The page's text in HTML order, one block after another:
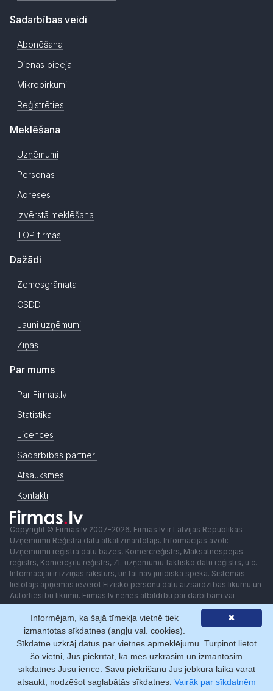
Sadarbības veidi
Abonēšana
Dienas pieeja
Mikropirkumi
Reģistrēties
Meklēšana
Uzņēmumi
Personas
Adreses
Izvērstā meklēšana
TOP firmas
Dažādi
Zemesgrāmata
CSDD
Jauni uzņēmumi
Ziņas
Par mums
Par Firmas.lv
Statistika
Licences
Sadarbības partneri
Atsauksmes
Kontakti
Copyright © Firmas.lv 2007-2026. Firmas.lv ir Latvijas Republikas
Uzņēmumu Reģistra datu atkalizmantotājs. Informācijas avoti:
Uzņēmumu reģistra datu bāzes, Komercreģistrs, Maksātnespējas
reģistrs, Komercķīlu reģistrs, ZL uzņēmumu faktisko datu reģistrs, u.c..
Informācijai ir izziņas raksturs, un tai nav juridiska spēka. Sistēmas
lietotājs apņemas ievērot Fizisko personu datu aizsardzības likumu un
Autortiesību likumu. Firmas.lv nenes atbildību par darbībām vai
lēmumiem, kas balstīti uz saņemto pakalpojumu. Lietotājam aizliegts
izmantot jebkādas automatizētas sistēmas vai iekārtas (robotus)
piekļuvei sistēmai bez rakstiskas saskaņošanas ar Firmas.lv. Galvenā
redaktore: Ingūna Pempere.
Lietošanas noteikumi
Privātuma politika Norēķini ar
✖
Informējam, ka šajā tīmekļa vietnē tiek
izmantotas sīkdatnes (angļu val. cookies).
Sīkdatne uzkrāj datus par vietnes apmeklējumu. Turpinot lietot
šo vietni, Jūs piekrītat, ka mēs uzkrāsim un izmantosim
sīkdatnes Jūsu ierīcē. Savu piekrišanu Jūs jebkurā laikā varat
atsaukt, nodzēšot saglabātās sīkdatnes. Vairāk par sīkdatnēm